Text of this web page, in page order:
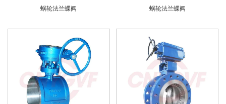
蜗轮法兰蝶阀 蜗轮法兰蝶阀